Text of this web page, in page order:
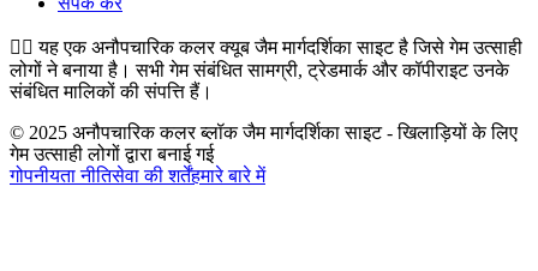
👉🏻यह एक अनौपचारिक कलर क्यूब जैम मार्गदर्शिका साइट है जिसे गेम उत्साही
लोगों ने बनाया है। सभी गेम संबंधित सामग्री, ट्रेडमार्क और कॉपीराइट उनके
संबंधित मालिकों की संपत्ति हैं।
© 2025 अनौपचारिक कलर ब्लॉक जैम मार्गदर्शिका साइट - खिलाड़ियों के लिए
गेम उत्साही लोगों द्वारा बनाई गई
गोपनीयता नीतिसेवा की शर्तेंहमारे बारे में